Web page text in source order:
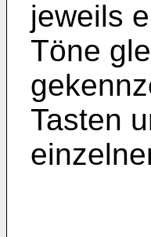
jeweils
Töne
Tasten